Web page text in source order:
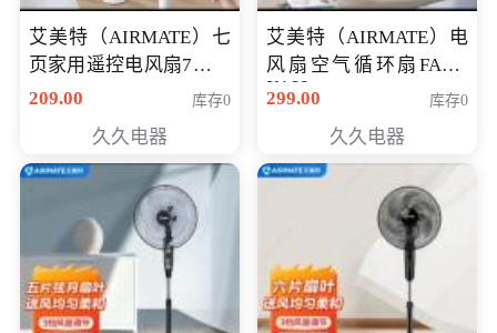
艾美特（AIRMATE）七
页家用遥控电风扇7档风
量空气循环摇头立式落
定时落地式风扇CS35-
R20
209.00 库存0
久久电器
艾美特（AIRMATE）电
风扇空气循环扇FA18-
X168
299.00 库存0
久久电器